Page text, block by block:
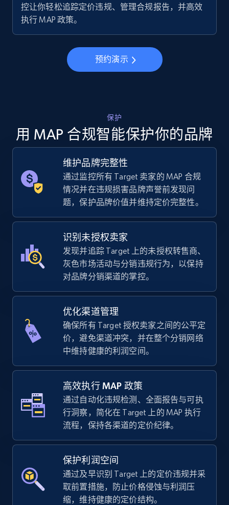
URL, Final price, Sku, Currency, Gtin,
Specifications, Image urls, Top reviews, and
more.
876+ 立即开始
URL, Title, Available, Description, Currency, Initial
price, Final price, Discount percent, and more.
668+
TikTok Shop - category
URL, Title, Available, Description, Currency, Initial
price, Final price, Discount percent, and more.
668+
TikTok Shop - Collect TikTok shop products
by keywords search
URL, Title, Available, Description, Currency, Initial
668+
TikTok Shop - discover records by shop url
URL, Title, Available, Description, Currency, Initial
price, Final price, Discount percent, and more.
668+
控让你轻松追踪定价违规、管理合规报告，并高效
执行 MAP 政策。
预约演示
保护
用 MAP 合规智能保护你的品牌
维护品牌完整性
通过监控所有 Target 卖家的 MAP 合规
情况并在违规损害品牌声誉前发现问
题，保护品牌价值并维持定价完整性。
识别未授权卖家
发现并追踪 Target 上的未授权转售商、
灰色市场活动与分销违规行为，以保持
对品牌分销渠道的掌控。
优化渠道管理
确保所有 Target 授权卖家之间的公平定
价，避免渠道冲突，并在整个分销网络
中维持健康的利润空间。
高效执行 MAP 政策
通过自动化违规检测、全面报告与可执
行洞察，简化在 Target 上的 MAP 执行
流程，保持各渠道的定价纪律。
保护利润空间
通过及早识别 Target 上的定价违规并采
取前置措施，防止价格侵蚀与利润压
缩，维持健康的定价结构。